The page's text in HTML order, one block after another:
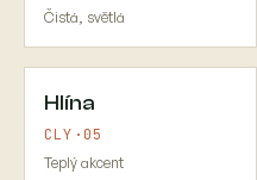
Čistá, světlá
Hlína
CLY·05
Teplý akcent